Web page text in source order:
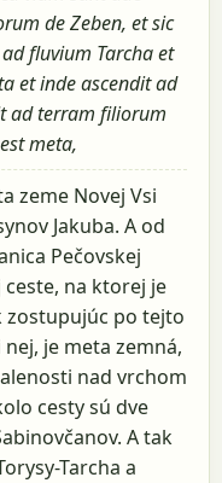
de Zeben, et sic
fluvium Tarcha et
et inde ascendit ad
ad terram filiorum
meta,
zeme Novej Vsi
Jakuba. A od
Pečovskej
ceste, na ktorej je
zostupujúc po tejto
je meta zemná,
nad vrchom
cesty sú dve
A tak
Tarcha a